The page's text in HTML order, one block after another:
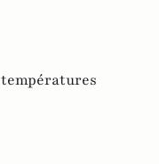
températures